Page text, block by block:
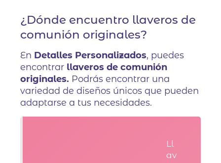
¿Dónde encuentro llaveros de
comunión originales?
En Detalles Personalizados, puedes
encontrar llaveros de comunión
originales. Podrás encontrar una
variedad de diseños únicos que pueden
adaptarse a tus necesidades.
Ll
av